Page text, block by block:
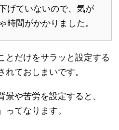
げていないので、気が
時間がかかりました。
とだけをサラッと設定する
れておしまいです。
や苦労を設定すると、
ってなります。